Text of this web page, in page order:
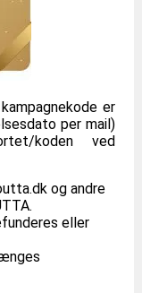
er
per mail)
koden ved
og andre
eller